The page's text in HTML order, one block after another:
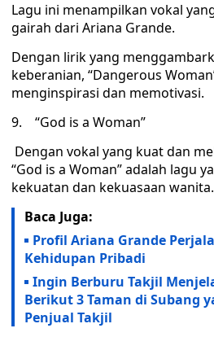
Lagu ini menampilkan vokal
gairah dari Ariana Grande.
Dengan lirik yang
keberanian, “Dangerous
menginspirasi dan memotivasi.
9. “God is a Woman”
Dengan vokal yang kuat dan
“God is a Woman” adalah lagu
kekuatan dan kekuasaan wanita.
Baca Juga:
Profil Ariana Grande
Kehidupan Pribadi
Ingin Berburu Takjil
Berikut 3 Taman di Subang
Penjual Takjil